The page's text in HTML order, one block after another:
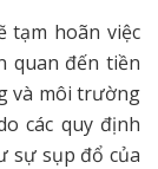
tạm hoãn việc
quan đến tiền
và môi trường
các quy định
sự sụp đổ của